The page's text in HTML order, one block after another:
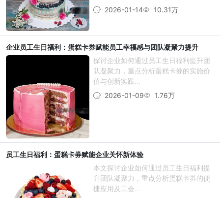
2026-01-14
10.31万
企业员工生日福利：蛋糕卡券赋能员工幸福感与团队凝聚力提升
探讨企业如何通过员工生日福利提升团
队凝聚力，重点分析蛋糕卡券的实施价
值与创新实践...
2026-01-09
1.76万
员工生日福利：蛋糕卡券赋能企业关怀新体验
本文探讨企业如何通过员工生日福利提
升团队凝聚力，重点分析蛋糕卡券的便
捷应用及工会...